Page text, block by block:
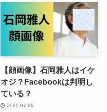
【顔画像】石岡雅人はイケ
オジ？Facebookは判明し
ている？
2025-07-26